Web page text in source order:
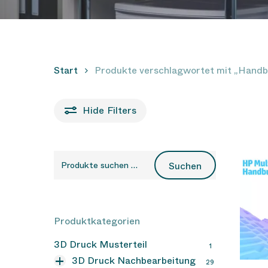
Hit enter to search or ESC to close
Start Produkte verschlagwortet mit
Hide Filters
nach:
Suchen
Produktkategorien
3D Druck Musterteil
1
3D Druck Nachbearbeitung 29